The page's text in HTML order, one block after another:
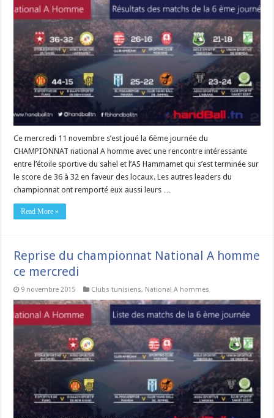
Ce mercredi 11 novembre s’est joué la 6ème journée du
CHAMPIONNAT national A homme avec une rencontre intéressante
entre l’étoile sportive du sahel et l’AS Hammamet qui s’est terminée sur
le score de 36 à 32 en faveur des locaux. Les autres leaders du
championnat ont remporté eux aussi leurs …
Read More »
Reprise du championnat National A homme
ce mercredi
9 novembre 2015 Clubs tunisiens, National A hommes